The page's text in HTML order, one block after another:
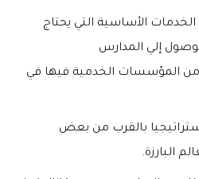
الأساسية التي يحتاج
إلي المدارس
المؤسسات الخدمية فيها في
بالقرب من بعض
البارزة.